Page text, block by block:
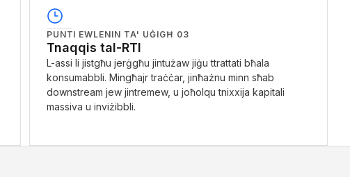
PUNTI EWLENIN TA' UĠIGĦ 03
Tnaqqis tal-RTI
L-assi li jistgħu jerġgħu jintużaw jiġu ttrattati bħala
konsumabbli. Mingħajr traċċar, jinħażnu minn sħab
downstream jew jintremew, u joħolqu tnixxija kapitali
massiva u inviżibbli.